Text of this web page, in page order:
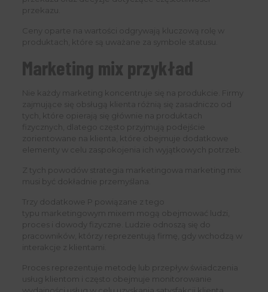
przekazu.
Ceny oparte na wartości odgrywają kluczową rolę w
produktach, które są uważane za symbole statusu.
Marketing mix przykład
Nie każdy marketing koncentruje się na produkcie. Firmy
zajmujące się obsługą klienta różnią się zasadniczo od
tych, które opierają się głównie na produktach
fizycznych, dlatego często przyjmują podejście
zorientowane na klienta, które obejmuje dodatkowe
elementy w celu zaspokojenia ich wyjątkowych potrzeb.
Z tych powodów strategia marketingowa marketing mix
musi być dokładnie przemyślana.
Trzy dodatkowe P powiązane z tego
typu marketingowym mixem mogą obejmować ludzi,
proces i dowody fizyczne. Ludzie odnoszą się do
pracowników, którzy reprezentują firmę, gdy wchodzą w
interakcje z klientami.
Proces reprezentuje metodę lub przepływ świadczenia
usług klientom i często obejmuje monitorowanie